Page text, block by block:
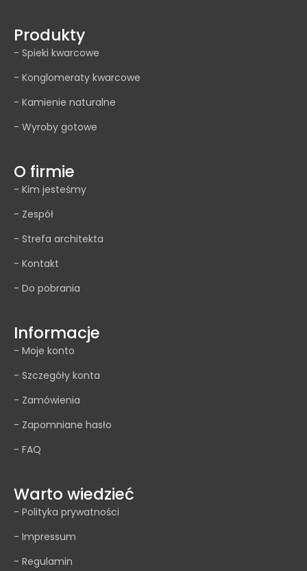
Produkty
- Spieki kwarcowe
- Konglomeraty kwarcowe
- Kamienie naturalne
- Wyroby gotowe
O firmie
- Kim jesteśmy
- Zespół
- Strefa architekta
- Kontakt
- Do pobrania
Informacje
- Moje konto
- Szczegóły konta
- Zamówienia
- Zapomniane hasło
- FAQ
Warto wiedzieć
- Polityka prywatności
- Impressum
- Regulamin